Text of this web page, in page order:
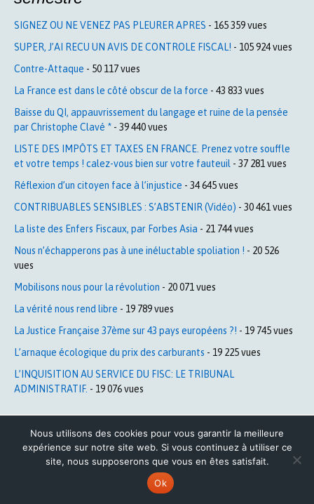
SIGNEZ OU NE VENEZ PAS PLEURER APRES - 165 359 vues
SUPER, J’AI RECU UN AVIS DE CONTROLE FISCAL! - 105 924 vues
Contre-Attaque - 50 117 vues
La France est dans le côté obscur de la force - 43 833 vues
Baisse du QI, appauvrissement du langage et ruine de la pensée
par Christophe Clavé * - 39 440 vues
LISTE DES IMPÔTS ET TAXES EN FRANCE. Prenez votre souffle
et votre temps ! calez-vous bien sur votre fauteuil - 37 281 vues
Réflexion d’un citoyen face à l’injustice - 34 645 vues
CONTRIBUABLES SENSIBLES : S’ABSTENIR (Vidéo) - 30 461 vues
La liste des Enfers Fiscaux, par Forbes Asia - 21 744 vues
Nous n’échapperons pas à une inéluctable spoliation ! - 20 526
vues
Mobilisons nous pour la révolution - 20 071 vues
La vérité nous rend libre - 19 789 vues
La Justice Française 37ème sur 43 pays européens ?! - 19 745 vues
L’arnaque écologique du prix des carburants - 19 225 vues
L’INQUISITION AU SERVICE DU FISC: LE TRIBUNAL
ADMINISTRATIF. - 19 076 vues
Archives
Nous utilisons des cookies pour vous garantir la meilleure
expérience sur notre site web. Si vous continuez à utiliser ce
site, nous supposerons que vous en êtes satisfait.
Ok